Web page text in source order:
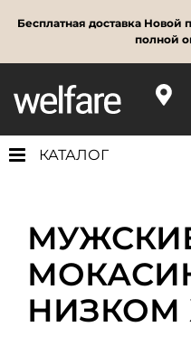
Бесплатная доставка Новой
полной
КАТАЛОГ
НИЗКОМ